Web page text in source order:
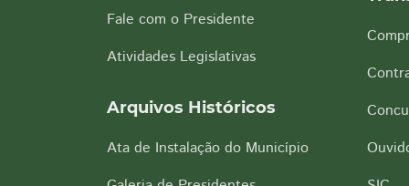
Fale com o Presidente
Atividades Legislativas
Arquivos Históricos
Ata de Instalação do Município